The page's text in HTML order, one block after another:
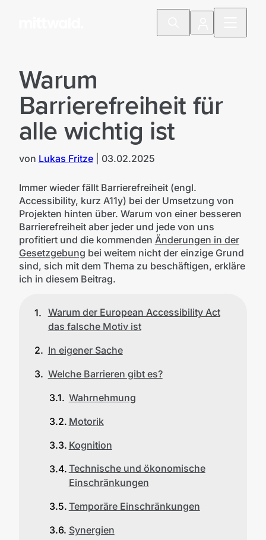
Warum
Barrierefreiheit für
alle wichtig ist
von Lukas Fritze| 03.02.2025
©AminaDesign | AdobeStock | mittwald
Immer wieder fällt Barrierefreiheit (engl.
Accessibility, kurz A11y) bei der Umsetzung von
Projekten hinten über. Warum von einer besseren
Barrierefreiheit aber jeder und jede von uns
profitiert und die kommenden Änderungen in der
Gesetzgebung bei weitem nicht der einzige Grund
sind, sich mit dem Thema zu beschäftigen, erkläre
ich in diesem Beitrag.
Warum der European Accessibility Act
das falsche Motiv ist
In eigener Sache
Welche Barrieren gibt es?
Wahrnehmung
Motorik
Kognition
Technische und ökonomische
Einschränkungen
Temporäre Einschränkungen
Synergien